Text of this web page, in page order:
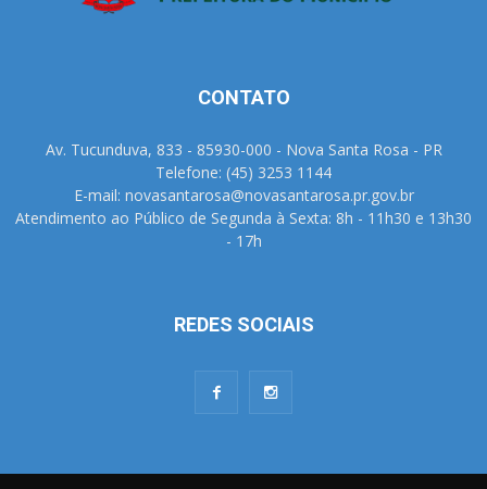
CONTATO
Av. Tucunduva, 833 - 85930-000 - Nova Santa Rosa - PR
Telefone: (45) 3253 1144
E-mail: novasantarosa@novasantarosa.pr.gov.br
Atendimento ao Público de Segunda à Sexta: 8h - 11h30 e 13h30
- 17h
REDES SOCIAIS